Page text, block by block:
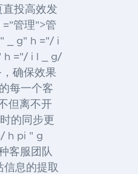
投高效发
管理">管
_ g" h ="/ i
h ="/ i l _ g/
确保效果
每一个客
但离不开
的同步更
h pi " g
客服团队
信息的提取